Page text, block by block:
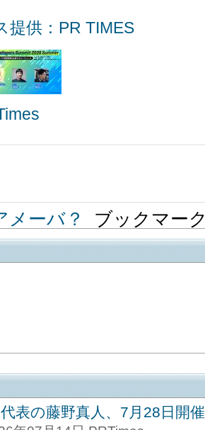
提供：PR TIMES
メーバ？ ブックマー
表の藤野真人、7月28日開